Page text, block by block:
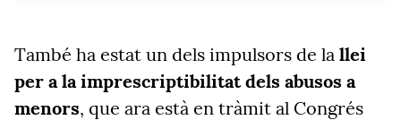
També ha estat un dels impulsors de la llei
per a la imprescriptibilitat dels abusos a
menors, que ara està en tràmit al Congrés